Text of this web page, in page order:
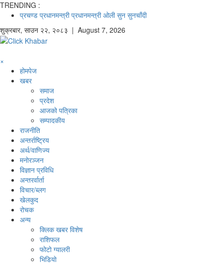
TRENDING :
प्रचण्ड प्रधानमन्त्री प्रधानमन्त्री ओली सुन सुनचाँदी
शुक्रबार, साउन २२, २०८३ | August 7, 2026
×
होमपेज
खबर
समाज
प्रदेश
आजको पत्रिका
सम्पादकीय
राजनीति
अन्तर्राष्ट्रिय
अर्थ/वाणिज्य
मनाेरञ्जन
विज्ञान प्रविधि
अन्तरर्वार्ता
विचार/ब्लग
खेलकुद
रोचक
अन्य
क्लिक खबर विशेष
राशिफल
फोटो ग्यालरी
भिडियो